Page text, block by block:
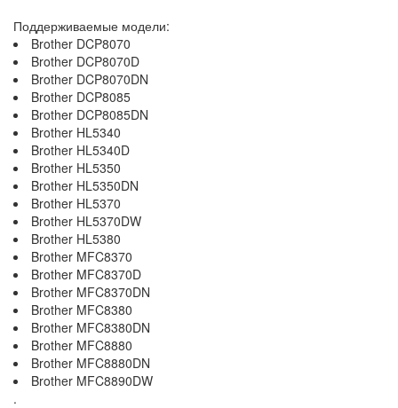
Поддерживаемые модели:
Brother DCP8070
Brother DCP8070D
Brother DCP8070DN
Brother DCP8085
Brother DCP8085DN
Brother HL5340
Brother HL5340D
Brother HL5350
Brother HL5350DN
Brother HL5370
Brother HL5370DW
Brother HL5380
Brother MFC8370
Brother MFC8370D
Brother MFC8370DN
Brother MFC8380
Brother MFC8380DN
Brother MFC8880
Brother MFC8880DN
Brother MFC8890DW
.